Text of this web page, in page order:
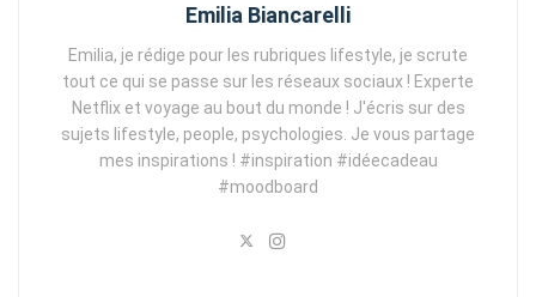
Emilia Biancarelli
Emilia, je rédige pour les rubriques lifestyle, je scrute
tout ce qui se passe sur les réseaux sociaux ! Experte
Netflix et voyage au bout du monde ! J'écris sur des
sujets lifestyle, people, psychologies. Je vous partage
mes inspirations ! #inspiration #idéecadeau
#moodboard